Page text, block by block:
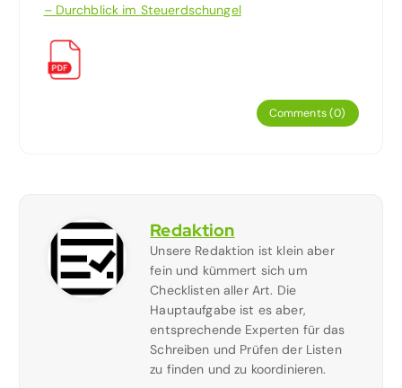
– Durchblick im Steuerdschungel
Comments (0)
Redaktion
Unsere Redaktion ist klein aber
fein und kümmert sich um
Checklisten aller Art. Die
Hauptaufgabe ist es aber,
entsprechende Experten für das
Schreiben und Prüfen der Listen
zu finden und zu koordinieren.